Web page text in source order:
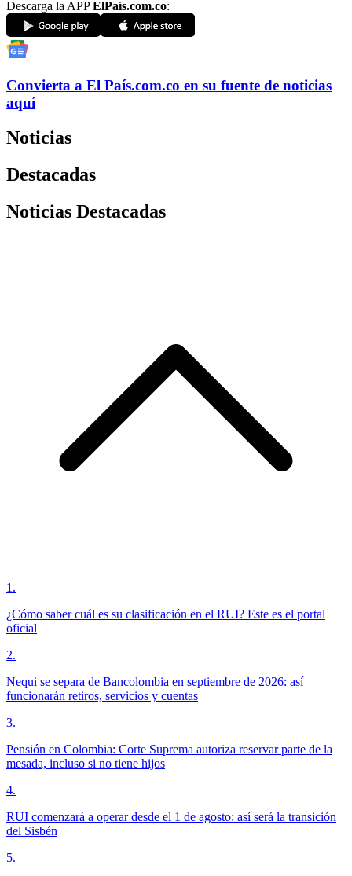
Descarga la APPElPaís.com.co:
Convierta a El País.com.co en su fuente de noticias
aquí
Noticias
Destacadas
Noticias Destacadas
1 .
¿Cómo saber cuál es su clasificación en el RUI? Este es el portal
oficial
2.
Nequi se separa de Bancolombia en septiembre de 2026: así
funcionarán retiros, servicios y cuentas
3.
Pensión en Colombia: Corte Suprema autoriza reservar parte de la
mesada, incluso si no tiene hijos
4.
RUI comenzará a operar desde el 1 de agosto: así será la transición
del Sisbén
5.